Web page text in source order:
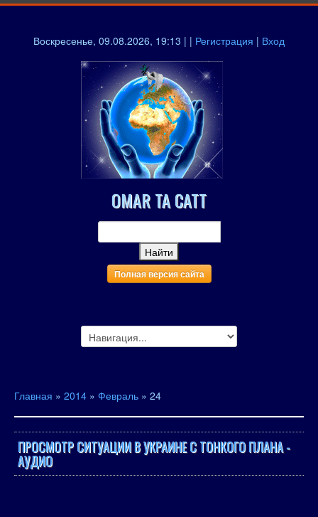
Воскресенье, 09.08.2026, 19:13 | | Регистрация | Вход
OMAR TA CATT
Полная версия сайта
Главная » 2014 » Февраль » 24
ПРОСМОТР СИТУАЦИИ В УКРАИНЕ С ТОНКОГО ПЛАНА -
АУДИО